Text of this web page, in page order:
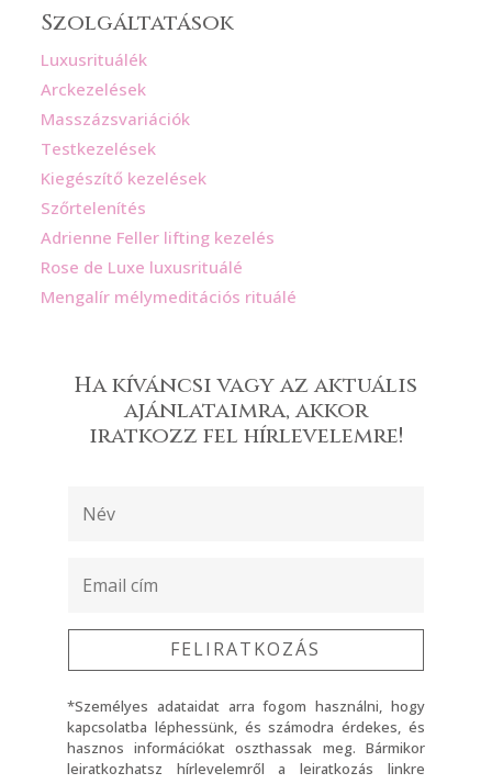
Szolgáltatások
Luxusrituálék
Arckezelések
Masszázsvariációk
Testkezelések
Kiegészítő kezelések
Szőrtelenítés
Adrienne Feller lifting kezelés
Rose de Luxe luxusrituálé
Mengalír mélymeditációs rituálé
Ha kíváncsi vagy az aktuális
ajánlataimra, akkor
iratkozz fel hírlevelemre!
FELIRATKOZÁS
*Személyes adataidat arra fogom használni, hogy
kapcsolatba léphessünk, és számodra érdekes, és
hasznos információkat oszthassak meg. Bármikor
leiratkozhatsz hírlevelemről a leiratkozás linkre